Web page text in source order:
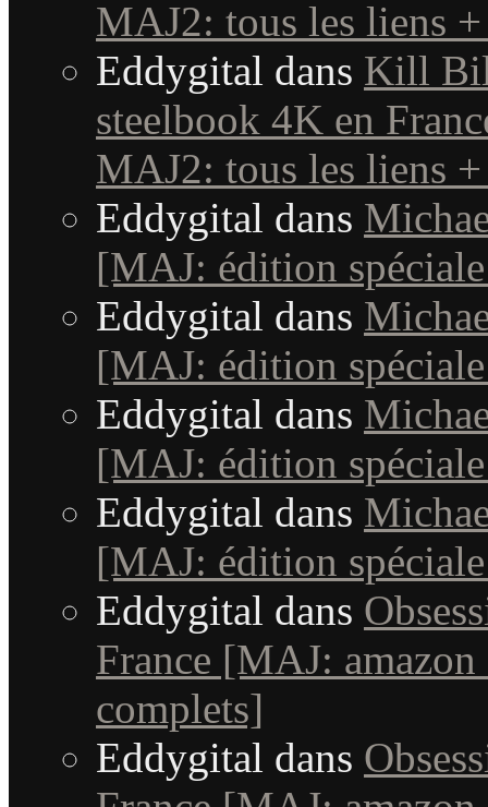
MAJ2: tous les liens +
Eddygital dans Kill
steelbook 4K en
MAJ2: tous les liens +
Eddygital dans
[MAJ: édition
Eddygital dans
[MAJ: édition
Eddygital dans
[MAJ: édition
Eddygital dans
[MAJ: édition
Eddygital dans
France [MAJ:
complets]
Eddygital dans